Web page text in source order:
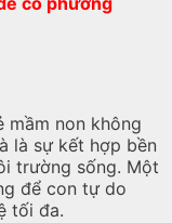
mầm non không
là sự kết hợp bền
trường sống. Một
để con tự do
tối đa.